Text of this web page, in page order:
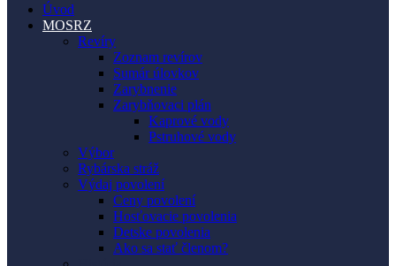
Úvod
MOSRZ
Revíry
Zoznam revírov
Sumár úlovkov
Zarybnenie
Zarybňovaci plán
Kaprové vody
Pstruhové vody
Výbor
Rybárska stráž
Výdaj povolení
Ceny povolení
Hosťovacie povolenia
Detske povolenia
Ako sa stať členom?